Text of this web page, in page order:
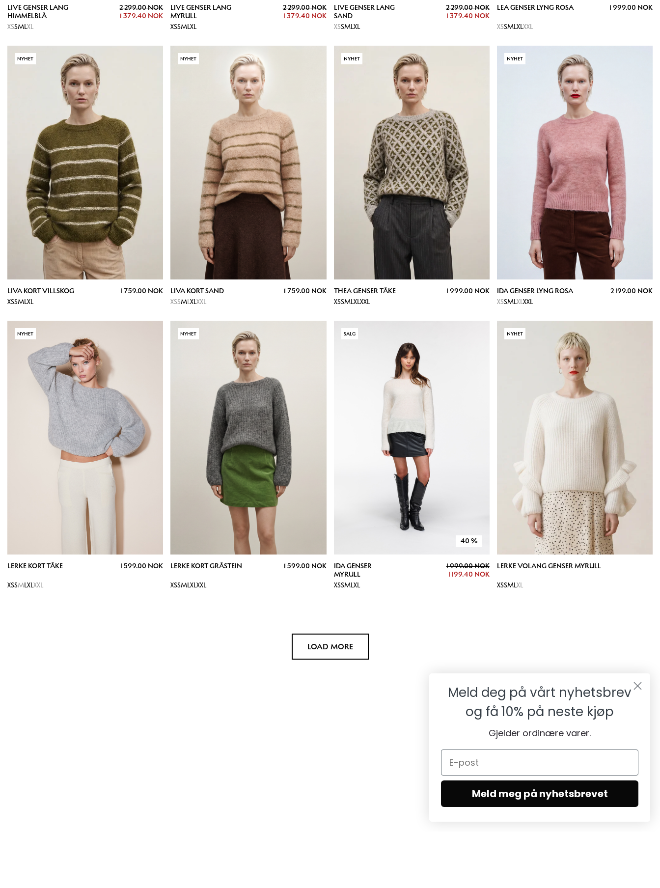
LIVE GENSER LANG
HIMMELBLÅ
2 299.00 NOK
1 379.40 NOK
XSSMLXL
LIVE GENSER LANG
MYRULL
2 299.00 NOK
1 379.40 NOK
XSSMLXL
LIVE GENSER LANG
SAND
2 299.00 NOK
1 379.40 NOK
XSSMLXL
LEA GENSER LYNG ROSA 1 999.00 NOK
XSSMLXLXXL
NYHET
LIVA KORT VILLSKOG
1 759.00 NOK
XSSMLXL
NYHET
LIVA KORT SAND
1 759.00 NOK
XSSMLXLXXL
NYHET
THEA GENSER TÅKE
1 999.00 NOK
XSSMLXLXXL
NYHET
IDA GENSER LYNG ROSA
2 199.00 NOK
XSSMLXLXXL
NYHET
LERKE KORT TÅKE 1 599.00 NOK
XSSMLXLXXL
NYHET
LERKE KORT GRÅSTEIN 1 599.00 NOK
XSSMLXLXXL
40 %
SALG
IDA GENSER
MYRULL
1 999.00 NOK
1 199.40 NOK
XSSMLXL
NYHET
LERKE VOLANG GENSER MYRULL
XSSMLXL
LOAD MORE
Meld deg på vårt nyhetsbrev
og få10% på neste kjøp
Gjelder ordinære varer.
Meld meg på nyhetsbrevet